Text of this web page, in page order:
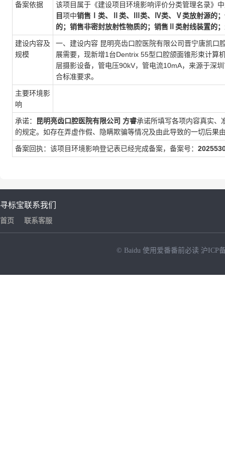
备案依据
该项目属于《建设项目环境影响评价分类管理名录》
目项中销售Ⅰ类、Ⅱ类、Ⅲ类、Ⅳ类、Ⅴ类放射源的；
的；销售非密封放射性物质的；销售Ⅱ类射线装置的
建设内容及
规模
一、建设内容 昆明亮齿口腔医院有限公司晋宁唐凯口
展需要，现新增1台Dentrix 55型口腔颌面锥形束计算
层摄影设备，管电压90kV，管电流10mA，来源于深
合标准要求。
主要环境影
响
承诺： 昆明亮齿口腔医院有限公司 方睿承诺所填写各项内容真实、
的规定。如存在弄虚作假、隐瞒欺骗等情况及由此导致的一切后果
备案回执：该项目环境影响登记表已经完成备案，备案号：
寻标宝
首页
联系我们
联系客服
© Baidu 使用爱番番前必读 沪ICP